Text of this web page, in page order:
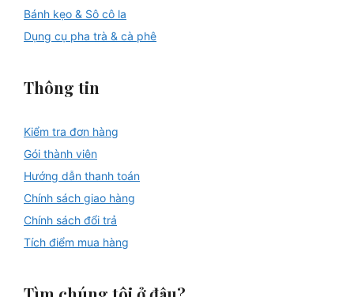
Bánh kẹo & Sô cô la
Dụng cụ pha trà & cà phê
Thông tin
Kiểm tra đơn hàng
Gói thành viên
Hướng dẫn thanh toán
Chính sách giao hàng
Chính sách đổi trả
Tích điểm mua hàng